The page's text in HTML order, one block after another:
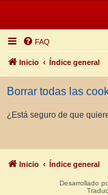
FAQ
Inicio Índice general
Borrar todas las
¿Está seguro de que
Inicio Índice general
Desarrollado